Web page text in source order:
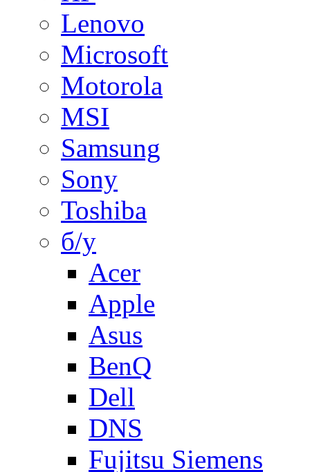
Lenovo
Microsoft
Motorola
MSI
Samsung
Sony
Toshiba
б/у
Acer
Apple
Asus
BenQ
Dell
DNS
Fujitsu Siemens